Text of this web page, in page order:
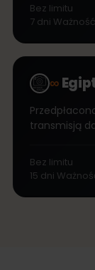
Bez limitu
7 dni Ważność
∞
transmisją
Bez limitu
15 dni